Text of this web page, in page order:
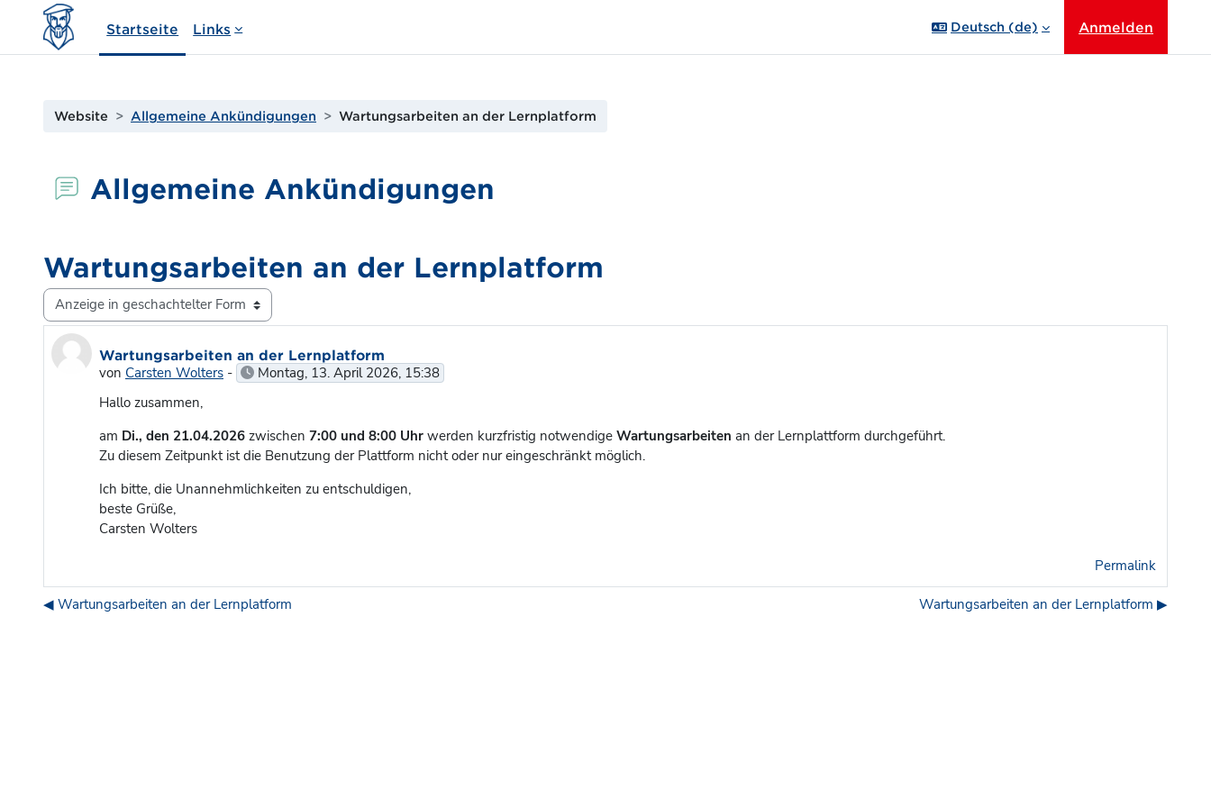
Zum Hauptinhalt
Startseite Links Deutsch ‎(de)‎ Anmelden
Website Allgemeine Ankündigungen Wartungsarbeiten an der Lernplatform
Allgemeine Ankündigungen
Wartungsarbeiten an der Lernplatform
Anzeigemodus
Wartungsarbeiten an der Lernplatform
von Carsten Wolters - Montag, 13. April 2026, 15:38
Hallo zusammen,
am Di., den 21.04.2026 zwischen 7:00 und 8:00 Uhr werden kurzfristig notwendige Wartungsarbeiten an der Lernplattform durchgeführt.
Zu diesem Zeitpunkt ist die Benutzung der Plattform nicht oder nur eingeschränkt möglich.
Ich bitte, die Unannehmlichkeiten zu entschuldigen,
beste Grüße,
Carsten Wolters
Permalink
◀︎ Wartungsarbeiten an der Lernplatform Wartungsarbeiten an der Lernplatform ▶︎